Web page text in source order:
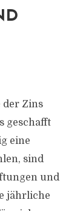
der Zins
geschafft
eine
sind
und
jährliche